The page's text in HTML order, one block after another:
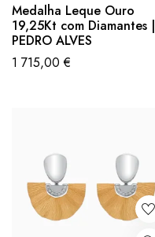
Medalha Leque Ouro
19,25Kt com Diamantes |
PEDRO ALVES
1 715,00€